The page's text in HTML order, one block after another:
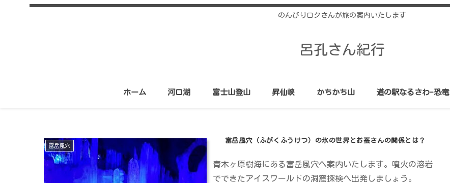
のんびりロクさんが旅の案内いたします
呂孔さん紀行
ホーム 河口湖 富士山登山 昇仙峡 かちかち山 道の駅なるさわ-恐竜
富岳風穴
富岳風穴（ふがくふうけつ）の氷の世界とお蚕さんの関係とは？
青木ヶ原樹海にある富岳風穴へ案内いたします。噴火の溶岩
でできたアイスワールドの洞窟探検へ出発しましょう。